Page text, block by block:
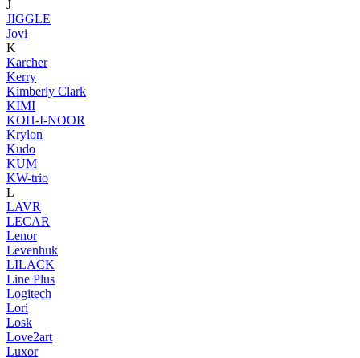
J
JIGGLE
Jovi
K
Karcher
Kerry
Kimberly Clark
KIMI
KOH-I-NOOR
Krylon
Kudo
KUM
KW-trio
L
LAVR
LECAR
Lenor
Levenhuk
LILACK
Line Plus
Logitech
Lori
Losk
Love2art
Luxor